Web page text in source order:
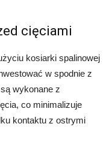
cięciami
kosiarki spalinowej
w spodnie z
wykonane z
co minimalizuje
kontaktu z ostrymi